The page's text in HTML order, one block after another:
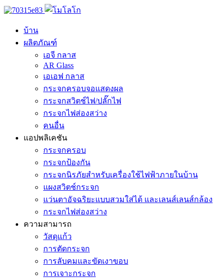
บ้าน
ผลิตภัณฑ์
เอจี กลาส
AR Glass
เอเอฟ กลาส
กระจกครอบจอแสดงผล
กระจกสวิตช์ไฟ/ปลั๊กไฟ
กระจกไฟส่องสว่าง
คนอื่น
แอปพลิเคชัน
กระจกครอบ
กระจกป้องกัน
กระจกนิรภัยสำหรับเครื่องใช้ไฟฟ้าภายในบ้าน
แผงสวิตช์กระจก
แว่นตาอัจฉริยะแบบสวมใส่ได้ และเลนส์เลนส์กล้อง
กระจกไฟส่องสว่าง
ความสามารถ
วัสดุแก้ว
การตัดกระจก
การลับคมและขัดเงาขอบ
การเจาะกระจก